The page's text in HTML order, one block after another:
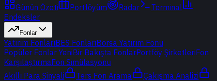
Günün Özeti Portföyüm Radar
Terminal
Endeksler
Fonlar
Yatırım FonlarıBES FonlarıBorsa Yatırım Fonu
Popüler Fonlar YeniBir Bakışta FonlarPortföy ŞirketleriFon
KarşılaştırmaFon Simülasyonu
Akıllı Para Sinyali
Ters Fon Arama
Çakışma Analizi